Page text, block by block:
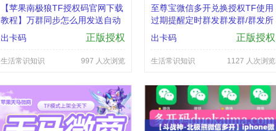
【苹果南极狼TF授权码官网下载
教程】万群同步怎么用发送自动
勾选原图语音包功能新增一秒语
音分身微信多开
出卡码 正版授权
生活常识知识 997 人次浏览
至尊宝微信多开兑换授权TF使用
过期提醒定时群发群发群/群发所
有人消息+1功能callkit通话
出卡码 正版授权
生活常识知识 1127 人次浏览